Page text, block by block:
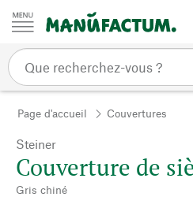
Passer au contenu
Page d'accueil Couvertures
Steiner
Couverture de
Gris chiné